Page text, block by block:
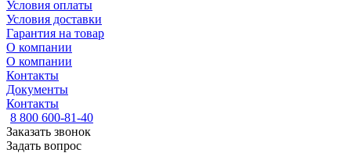
Условия оплаты
Условия доставки
Гарантия на товар
О компании
О компании
Контакты
Документы
Контакты
8 800 600-81-40
Заказать звонок
Задать вопрос